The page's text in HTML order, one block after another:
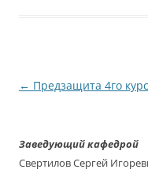
Навигация
← Предзащита 4го
Заведующий кафедрой
Свертилов Сергей